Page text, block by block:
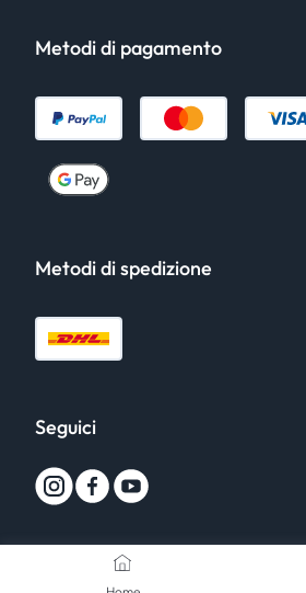
Metodi di pagamento
Metodi di spedizione
Seguici